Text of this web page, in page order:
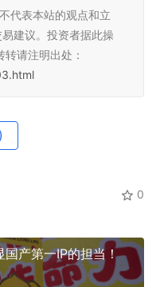
代表本站的观点和立
建议。投资者据此操
请注明出处：
0
产第一IP的担当！